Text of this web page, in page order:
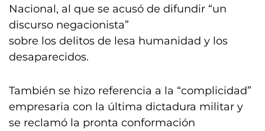
Nacional, al que se acusó de difundir “un
discurso negacionista”
sobre los delitos de lesa humanidad y los
desaparecidos.
También se hizo referencia a la “complicidad”
empresaria con la última dictadura militar y
se reclamó la pronta conformación